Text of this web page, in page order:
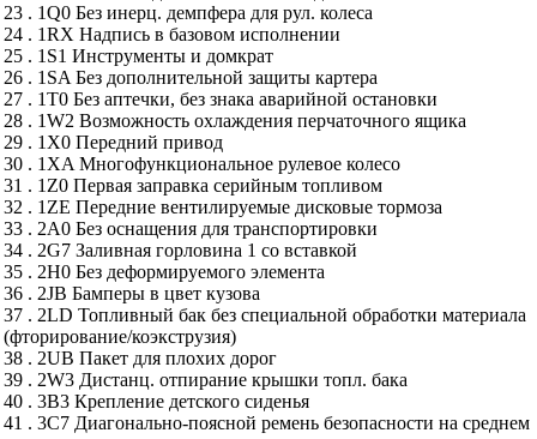
23 . 1Q0 Без инерц. демпфера для рул. колеса
24 . 1RX Надпись в базовом исполнении
25 . 1S1 Инструменты и домкрат
26 . 1SA Без дополнительной защиты картера
27 . 1T0 Без аптечки, без знака аварийной остановки
28 . 1W2 Возможность охлаждения перчаточного ящика
29 . 1X0 Передний привод
30 . 1XA Многофункциональное рулевое колесо
31 . 1Z0 Первая заправка серийным топливом
32 . 1ZE Передние вентилируемые дисковые тормоза
33 . 2A0 Без оснащения для транспортировки
34 . 2G7 Заливная горловина 1 со вставкой
35 . 2H0 Без деформируемого элемента
36 . 2JB Бамперы в цвет кузова
37 . 2LD Топливный бак без специальной обработки материала
(фторирование/коэкструзия)
38 . 2UB Пакет для плохих дорог
39 . 2W3 Дистанц. отпирание крышки топл. бака
40 . 3B3 Крепление детского сиденья
41 . 3C7 Диагонально-поясной ремень безопасности на среднем